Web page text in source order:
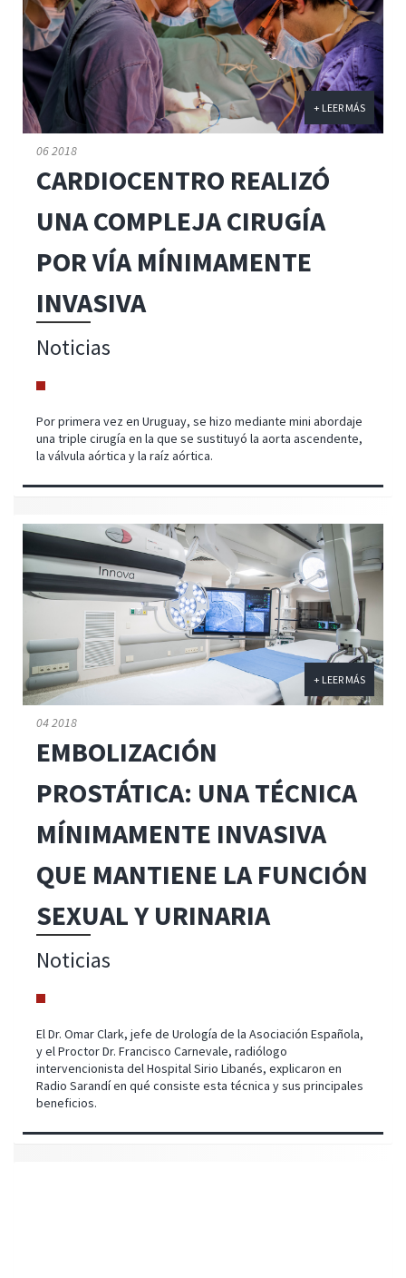
06 2018
CARDIOCENTRO REALIZÓ
UNA COMPLEJA CIRUGÍA
POR VÍA MÍNIMAMENTE
INVASIVA
Noticias
Por primera vez en Uruguay, se hizo mediante mini abordaje
una triple cirugía en la que se sustituyó la aorta ascendente,
la válvula aórtica y la raíz aórtica.
+ LEER MÁS
04 2018
EMBOLIZACIÓN
PROSTÁTICA: UNA TÉCNICA
MÍNIMAMENTE INVASIVA
QUE MANTIENE LA FUNCIÓN
SEXUAL Y URINARIA
Noticias
El Dr. Omar Clark, jefe de Urología de la Asociación Española,
y el Proctor Dr. Francisco Carnevale, radiólogo
intervencionista del Hospital Sirio Libanés, explicaron en
Radio Sarandí en qué consiste esta técnica y sus principales
beneficios.
+ LEER MÁS